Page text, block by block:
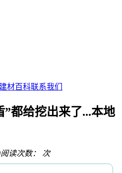
材百科联系我们
”都给挖出来了...本地
阅读次数： 次